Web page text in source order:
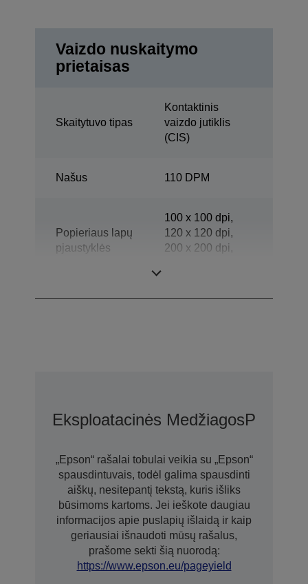
Vaizdo nuskaitymo
prietaisas
Skaitytuvo tipas
Kontaktinis
vaizdo jutiklis
(CIS)
Našus 110 DPM
Popieriaus lapų
pjaustyklės
100 x 100 dpi,
120 x 120 dpi,
200 x 200 dpi,
Eksploatacinės Medžiagos
„Epson“ rašalai tobulai veikia su „Epson“
spausdintuvais, todėl galima spausdinti
aiškų, nesitepantį tekstą, kuris išliks
būsimoms kartoms. Jei ieškote daugiau
informacijos apie puslapių išlaidą ir kaip
geriausiai išnaudoti mūsų rašalus,
prašome sekti šią nuorodą:
https://www.epson.eu/pageyield